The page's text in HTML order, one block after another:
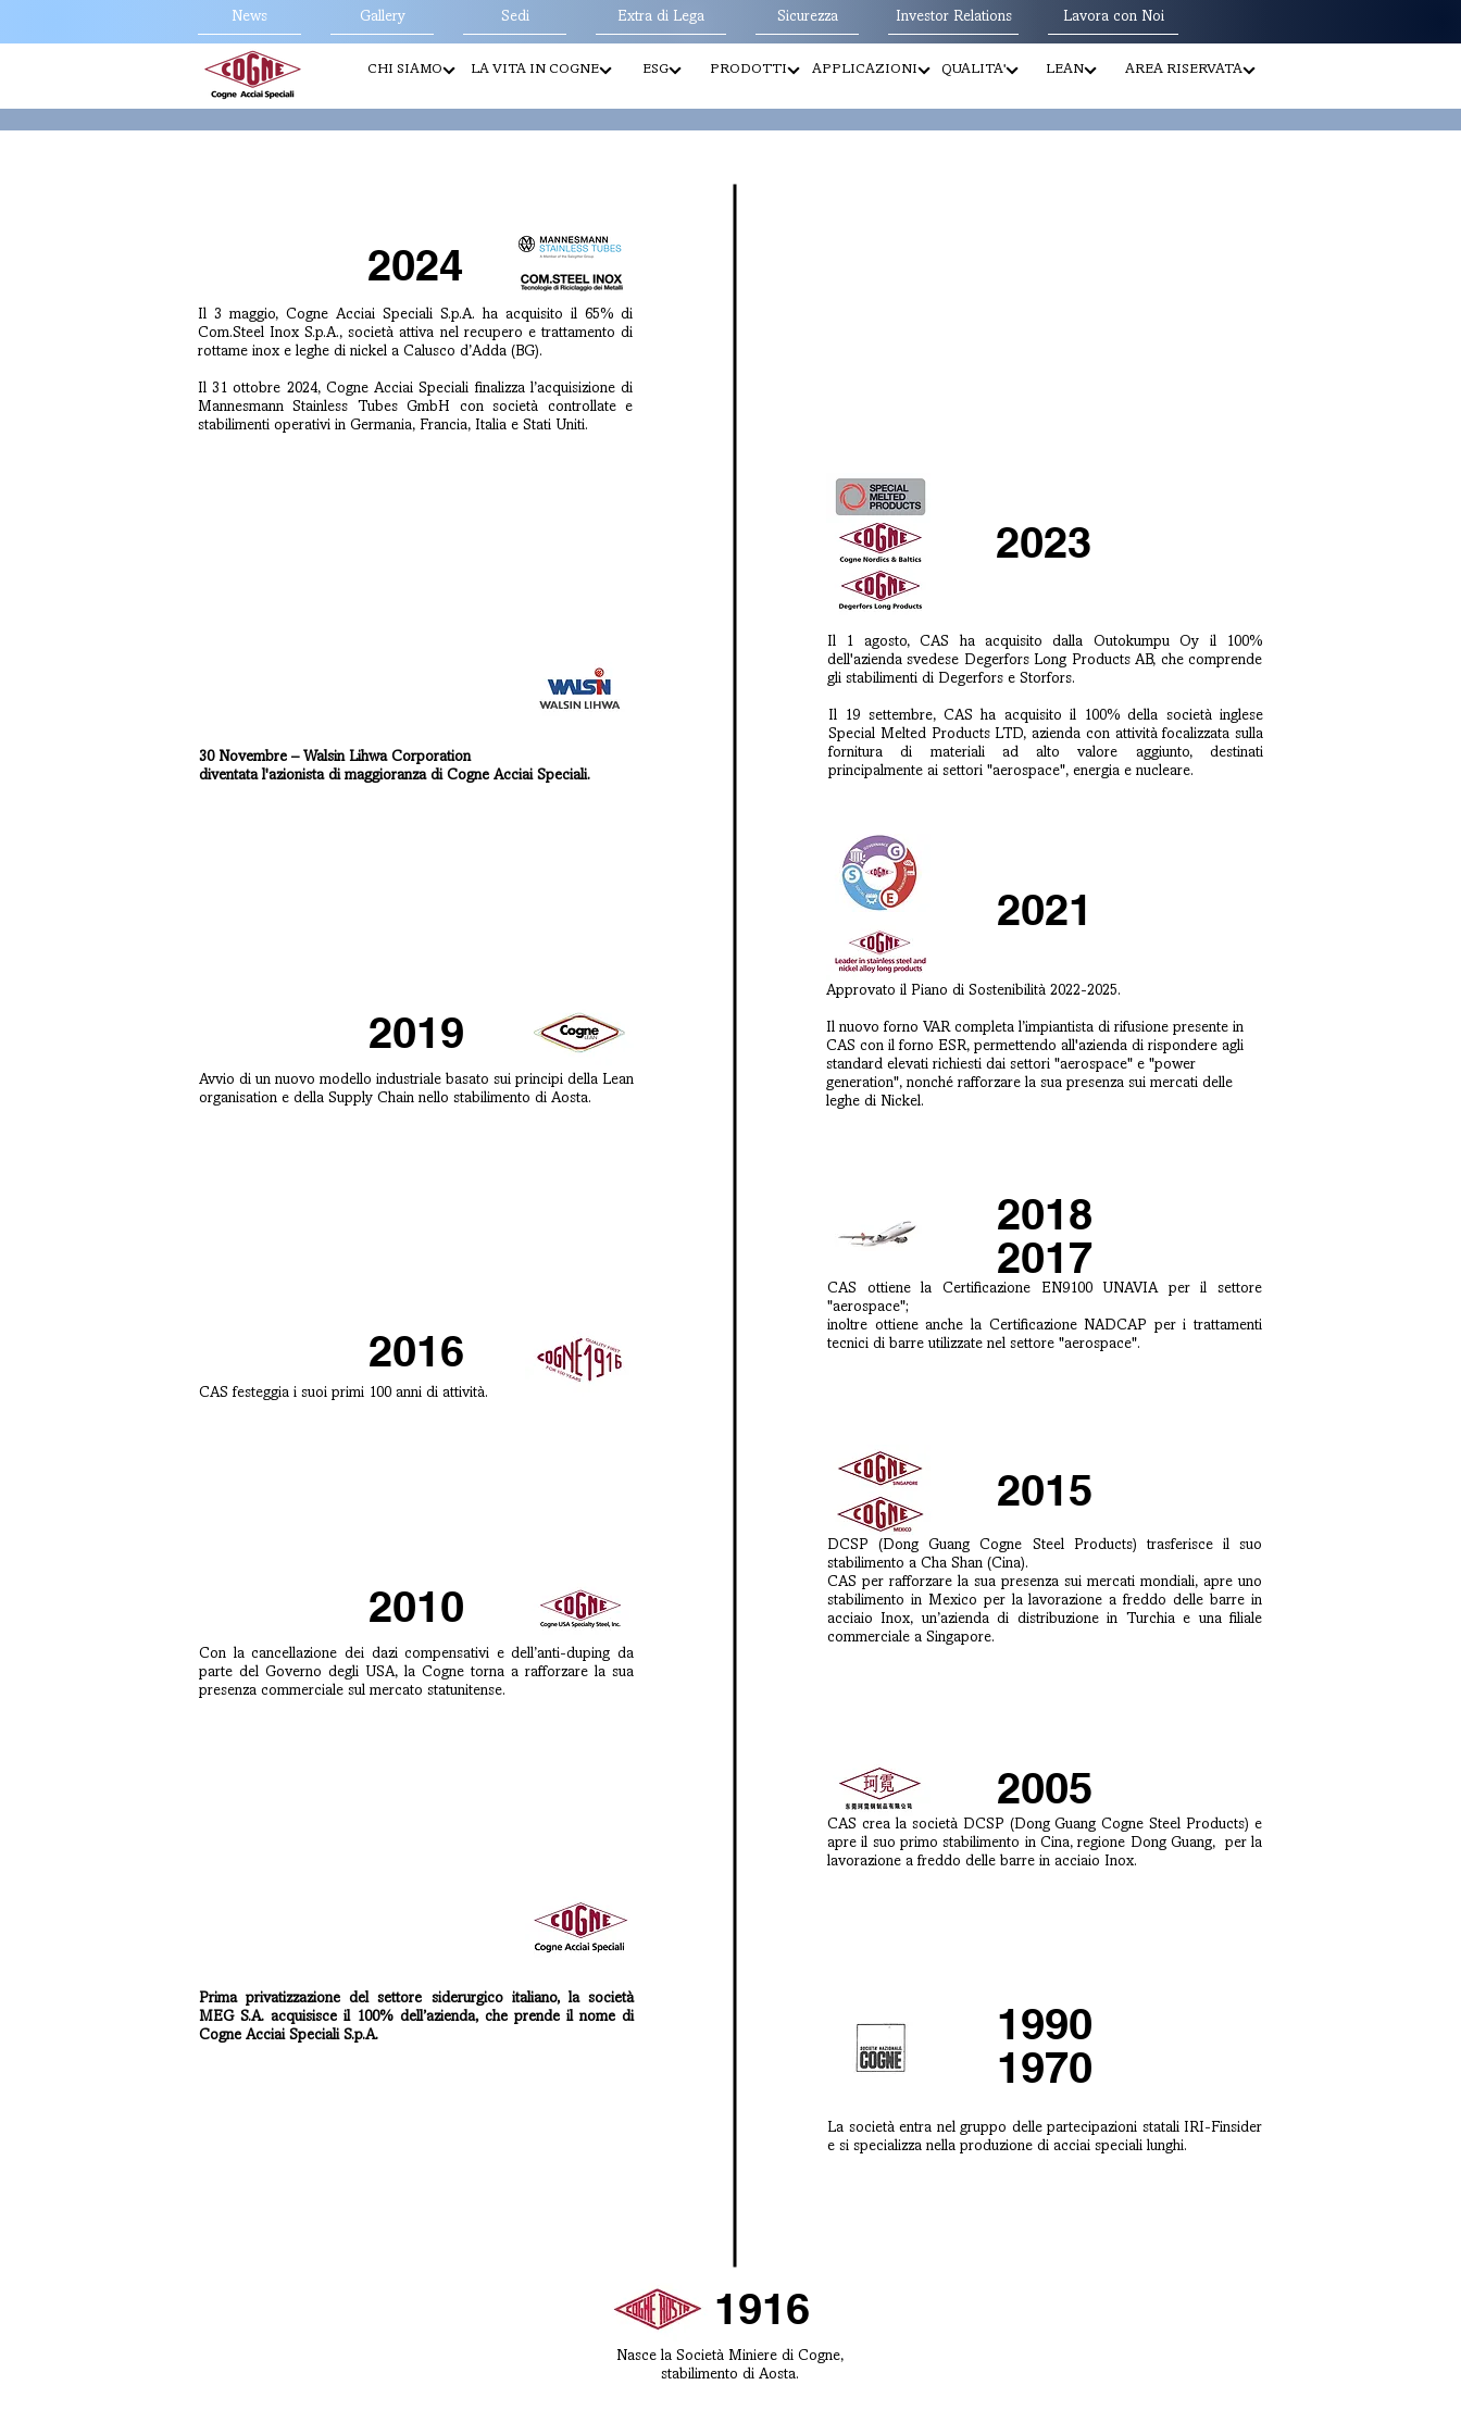
News Gallery Sedi Extra di Lega Sicurezza Investor Relations Lavora con Noi
CHI SIAMO ESG PRODOTTI APPLICAZIONI QUALITA' LEAN AREA RISERVATA
LA VITA IN COGNE
2024
Il 3 maggio, Cogne Acciai Speciali S.p.A. ha acquisito il 65% di
Com.Steel Inox S.p.A., società attiva nel recupero e trattamento di
rottame inox e leghe di nickel a Calusco d’Adda (BG).
Il 31 ottobre 2024, Cogne Acciai Speciali finalizza l’acquisizione di
Mannesmann Stainless Tubes GmbH con società controllate e
stabilimenti operativi in Germania, Francia, Italia e Stati Uniti.
30 Novembre – Walsin Lihwa Corporation
diventata l'azionista di maggioranza di Cogne Acciai Speciali.
Avvio di un nuovo modello industriale basato sui principi della Lean
organisation e della Supply Chain nello stabilimento di Aosta.
2019
CAS festeggia i suoi primi 100 anni di attività.
2016
Con la cancellazione dei dazi compensativi e dell’anti-duping da
parte del Governo degli USA, la Cogne torna a rafforzare la sua
presenza commerciale sul mercato statunitense.
2010
Prima privatizzazione del settore siderurgico italiano, la società
MEG S.A. acquisisce il 100% dell’azienda, che prende il nome di
Cogne Acciai Speciali S.p.A.
2023
Il 1 agosto, CAS ha acquisito dalla Outokumpu Oy il 100%
dell'azienda svedese Degerfors Long Products AB, che comprende
gli stabilimenti di Degerfors e Storfors.
Il 19 settembre, CAS ha acquisito il 100% della società inglese
Special Melted Products LTD, azienda con attività focalizzata sulla
fornitura di materiali ad alto valore aggiunto, destinati
principalmente ai settori "aerospace", energia e nucleare.
Approvato il Piano di Sostenibilità 2022-2025.
Il nuovo forno VAR completa l’impiantista di rifusione presente in
CAS con il forno ESR, permettendo all'azienda di rispondere agli
standard elevati richiesti dai settori "aerospace" e "power
generation", nonché rafforzare la sua presenza sui mercati delle
leghe di Nickel.
2021
CAS ottiene la Certificazione EN9100 UNAVIA per il settore
"aerospace";
inoltre ottiene anche la Certificazione NADCAP per i trattamenti
tecnici di barre utilizzate nel settore "aerospace".
2018
2017
DCSP (Dong Guang Cogne Steel Products) trasferisce il suo
stabilimento a Cha Shan (Cina).
CAS per rafforzare la sua presenza sui mercati mondiali, apre uno
stabilimento in Mexico per la lavorazione a freddo delle barre in
acciaio Inox, un’azienda di distribuzione in Turchia e una filiale
commerciale a Singapore.
2015
CAS crea la società DCSP (Dong Guang Cogne Steel Products) e
apre il suo primo stabilimento in Cina, regione Dong Guang, per la
lavorazione a freddo delle barre in acciaio Inox.
2005
La società entra nel gruppo delle partecipazioni statali IRI-Finsider
e si specializza nella produzione di acciai speciali lunghi.
1990
1970
1916
Nasce la Società Miniere di Cogne,
stabilimento di Aosta.